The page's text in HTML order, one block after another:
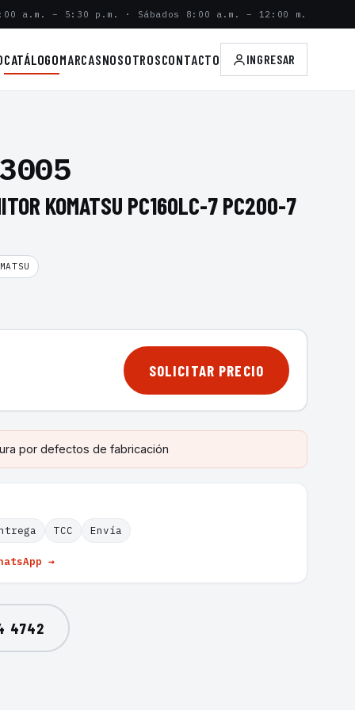
a.m. – 5:30 p.m. · Sábados 8:00 a.m. – 12:00 m.
CATÁLOGOMARCASNOSOTROSCONTACTO INGRESAR
KOMATSU PC160LC-7 PC200-7
SOLICITAR PRECIO
por defectos de fabricación
TCC Envía
→
4742